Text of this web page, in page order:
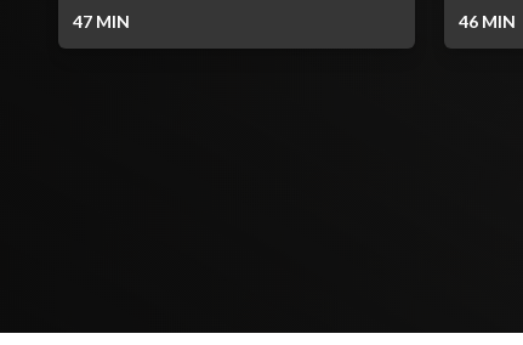
47 MIN 46 MIN